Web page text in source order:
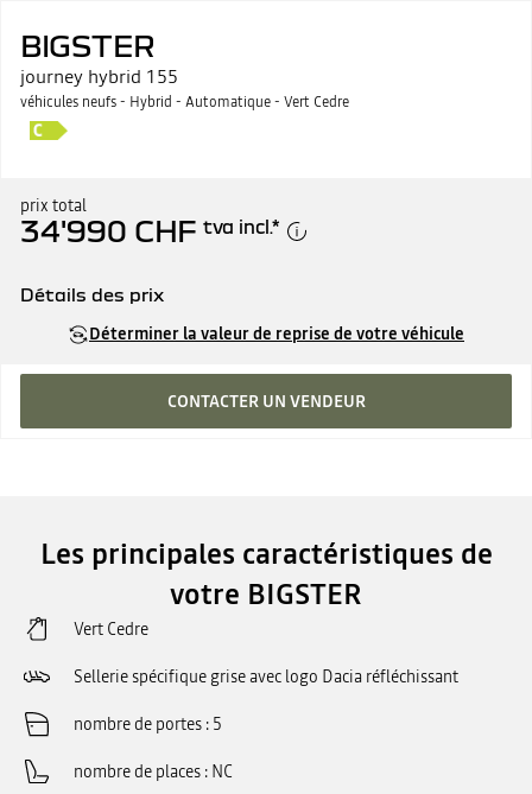
BIGSTER
journey hybrid 155
véhicules neufs - Hybrid - Automatique - Vert Cedre
prix total
34'990 CHF tva incl.*
Détails des prix
Déterminer la valeur de reprise de votre véhicule
CONTACTER UN VENDEUR
Les principales caractéristiques de
votre BIGSTER
Vert Cedre
Sellerie spécifique grise avec logo Dacia réfléchissant
nombre de portes 5
nombre de places NC